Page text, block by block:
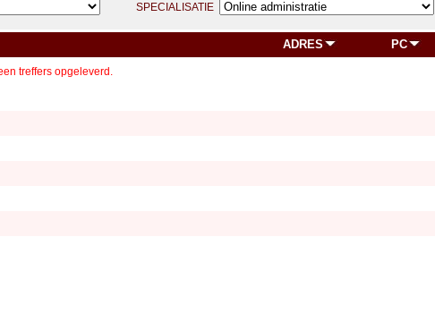
SPECIALISATIE
ADRES PC
treffers opgeleverd.